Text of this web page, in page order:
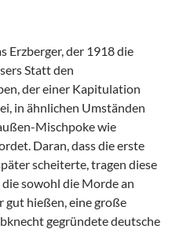
der 1918 die
Statt den
der einer Kapitulation
in ähnlichen Umständen
Mischpoke wie
Daran, dass die erste
scheiterte, tragen diese
sowohl die Morde an
gut hießen, eine große
gegründete deutsche